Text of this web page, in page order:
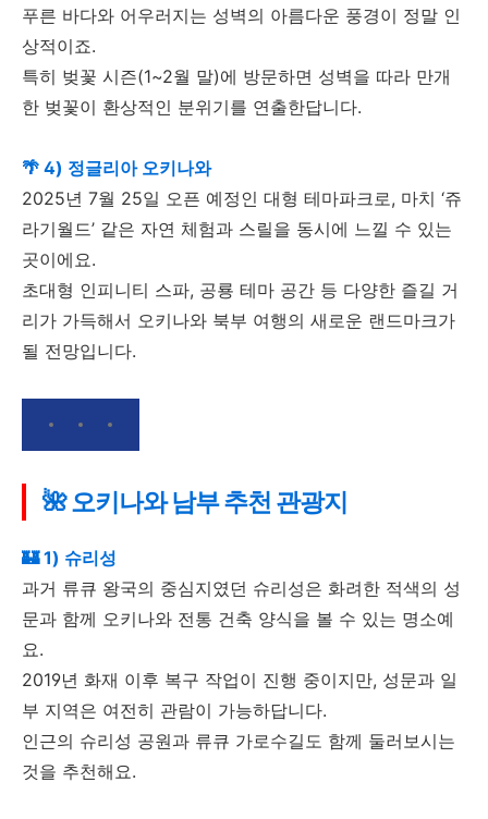
푸른 바다와 어우러지는 성벽의 아름다운 풍경이 정말 인
상적이죠.
특히 벚꽃 시즌(1~2월 말)에 방문하면 성벽을 따라 만개
한 벚꽃이 환상적인 분위기를 연출한답니다.
🌴 4) 정글리아 오키나와
2025년 7월 25일 오픈 예정인 대형 테마파크로, 마치 ‘쥬
라기월드’ 같은 자연 체험과 스릴을 동시에 느낄 수 있는
곳이에요.
초대형 인피니티 스파, 공룡 테마 공간 등 다양한 즐길 거
리가 가득해서 오키나와 북부 여행의 새로운 랜드마크가
될 전망입니다.
🌺 오키나와 남부 추천 관광지
🏰 1) 슈리성
과거 류큐 왕국의 중심지였던 슈리성은 화려한 적색의 성
문과 함께 오키나와 전통 건축 양식을 볼 수 있는 명소예
요.
2019년 화재 이후 복구 작업이 진행 중이지만, 성문과 일
부 지역은 여전히 관람이 가능하답니다.
인근의 슈리성 공원과 류큐 가로수길도 함께 둘러보시는
것을 추천해요.